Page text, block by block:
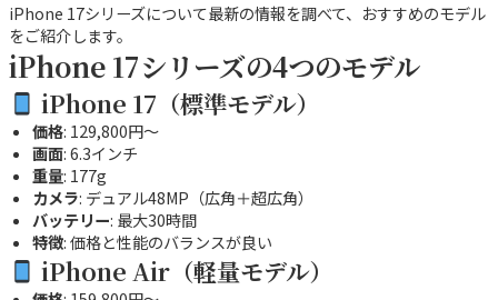
iPhone 17シリーズについて最新の情報を調べて、おすすめのモデル
をご紹介します。
iPhone 17シリーズの4つのモデル
iPhone 17 （標準モデル）
価格: 129,800円～
画面: 6.3インチ
重量: 177g
カメラ: デュアル48MP（広角＋超広角）
バッテリー: 最大30時間
特徴: 価格と性能のバランスが良い
iPhone Air （軽量モデル）